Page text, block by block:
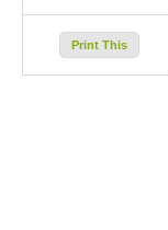
Print This